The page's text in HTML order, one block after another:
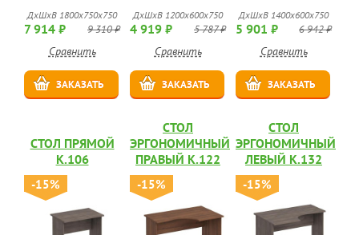
ДхШхВ 1800x750x750
7 914 ₽ 9 310 ₽
Сравнить
ЗАКАЗАТЬ
ДхШхВ 1200x600x750
4 919 ₽ 5 787 ₽
Сравнить
ЗАКАЗАТЬ
ДхШхВ 1400x600x750
5 901 ₽ 6 942 ₽
Сравнить
ЗАКАЗАТЬ
СТОЛ ПРЯМОЙ
К.106
-15%
СТОЛ
ЭРГОНОМИЧНЫЙ
ПРАВЫЙ К.122
-15%
СТОЛ
ЭРГОНОМИЧНЫЙ
ЛЕВЫЙ К.132
-15%